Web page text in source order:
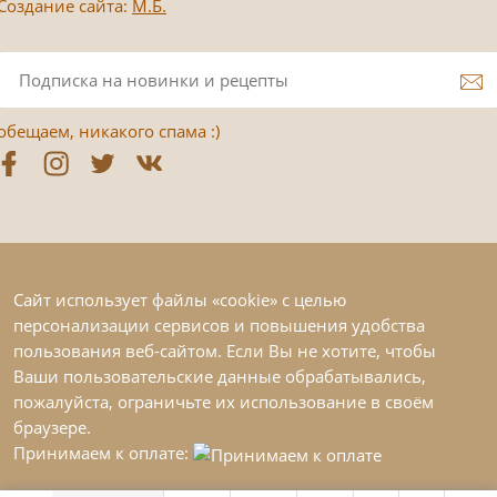
сайта: М.Б.
никакого спама :)
Сайт использует файлы «cookie» с целью
персонализации сервисов и повышения удобства
пользования веб-сайтом. Если Вы не хотите, чтобы
Ваши пользовательские данные обрабатывались,
пожалуйста, ограничьте их использование в своём
браузере.
Принимаем к оплате: